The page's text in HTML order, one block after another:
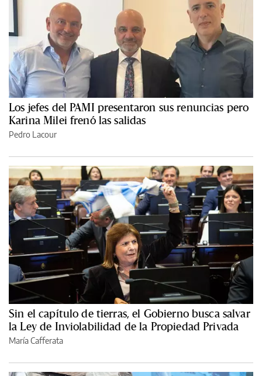
Los jefes del PAMI presentaron sus renuncias pero
Karina Milei frenó las salidas
Pedro Lacour
Sin el capítulo de tierras, el Gobierno busca salvar
la Ley de Inviolabilidad de la Propiedad Privada
María Cafferata